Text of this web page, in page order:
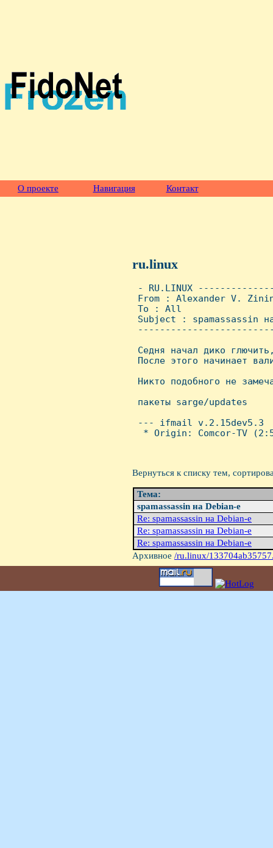
О проекте Навигация Контакт
ru.linux
- RU.LINUX
From : Alexander V.
To : All
Subject : spamassassin
Седня начал дико
После этого начинает
Hикто подобного не
пакеты sarge/updates
--- ifmail v.2.15dev5.3
* Origin: Comcor-TV
Вернуться к списку тем,
Тема:
spamassassin на Debian-е
Re: spamassassin на Debian-е
Re: spamassassin на Debian-е
Re: spamassassin на Debian-е
Архивное /ru.linux/